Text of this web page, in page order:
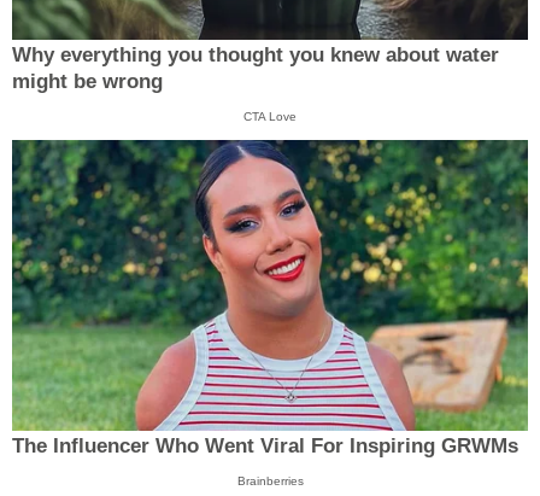
Why everything you thought you knew about water
might be wrong
CTA Love
The Influencer Who Went Viral For Inspiring GRWMs
Brainberries